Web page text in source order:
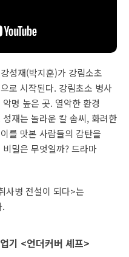
성재(박지훈)가 강림소초
로 시작된다. 강림초소 병사
명 높은 곳. 열악한 환경
재는 놀라운 칼 솜씨, 화려한
를 맛본 사람들의 감탄을
밀은 무엇일까? 드라마
사병 전설이 되다>는
기 <언더커버 셰프>